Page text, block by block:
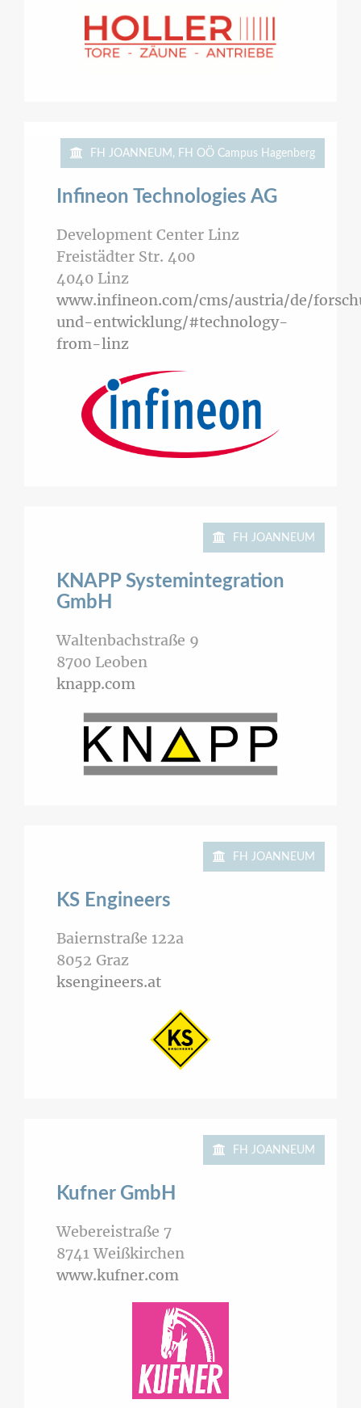
FH JOANNEUM, FH OÖ Campus Hagenberg
Infineon Technologies AG
Development Center Linz
Freistädter Str. 400
4040 Linz
www.infineon.com/cms/austria/de/
und-entwicklung/#technology-
from-linz
FH JOANNEUM
KNAPP Systemintegration
GmbH
Waltenbachstraße 9
8700 Leoben
knapp.com
FH JOANNEUM
KS Engineers
Baiernstraße 122a
8052 Graz
ksengineers.at
FH JOANNEUM
Kufner GmbH
Webereistraße 7
8741Weißkirchen
www.kufner.com